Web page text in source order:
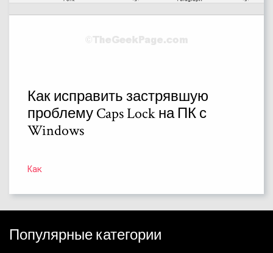
Как исправить застрявшую
проблему Caps Lock на ПК с
Windows
Как
Популярные категории